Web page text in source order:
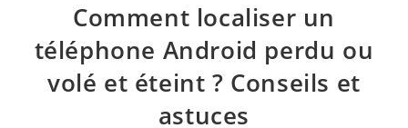
Comment localiser un
téléphone Android perdu ou
volé et éteint ? Conseils et
astuces